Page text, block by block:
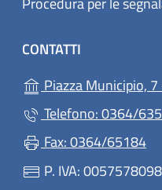
CONTATTI
Piazza Municipio,
Telefono: 0364/
Fax: 0364/65184
P. IVA: